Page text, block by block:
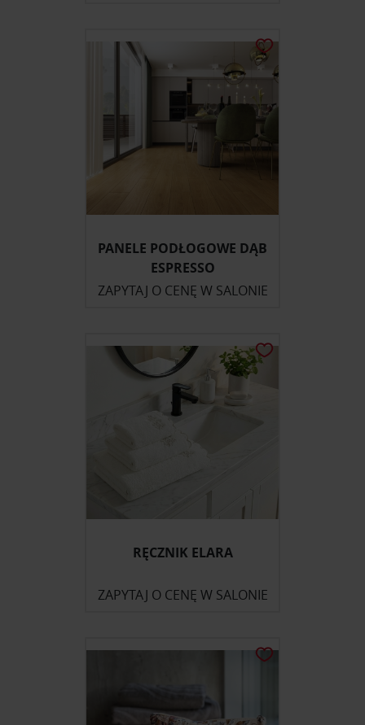
PANELE PODŁOGOWE DĄB
ESPRESSO
ZAPYTAJ O CENĘ W SALONIE
RĘCZNIK ELARA
ZAPYTAJ O CENĘ W SALONIE